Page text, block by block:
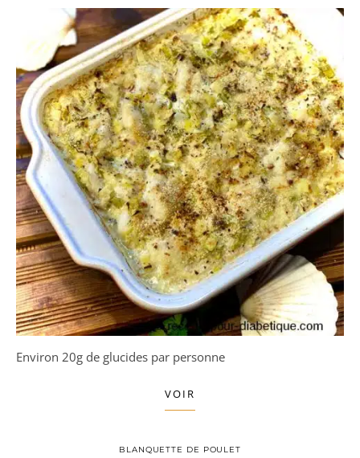
Environ 20g de glucides par personne
VOIR
BLANQUETTE DE POULET